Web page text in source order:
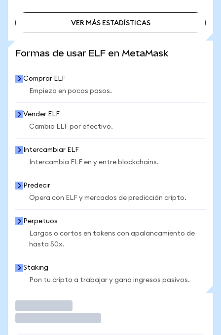
VER MÁS ESTADÍSTICAS
Formas de usar ELF en MetaMask
Comprar ELF
Empieza en pocos pasos.
Vender ELF
Cambia ELF por efectivo.
Intercambiar ELF
Intercambia ELF en y entre blockchains.
Predecir
Opera con ELF y mercados de predicción cripto.
Perpetuos
Largos o cortos en tokens con apalancamiento de
hasta 50x.
Staking
Pon tu cripto a trabajar y gana ingresos pasivos.